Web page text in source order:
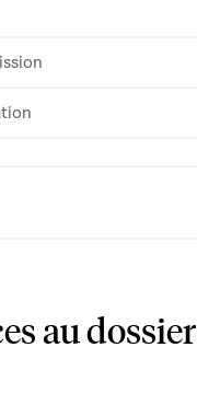
au dossier